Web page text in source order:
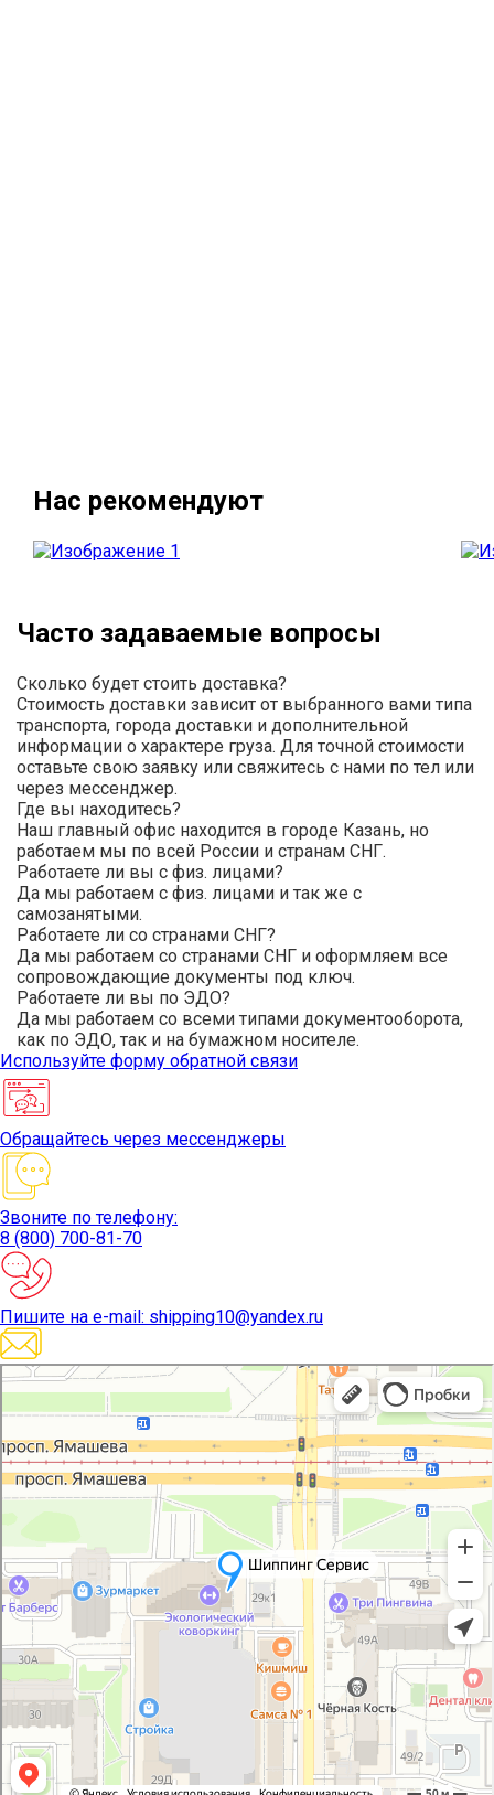
Нас рекомендуют
Часто задаваемые вопросы
Сколько будет стоить доставка?
Стоимость доставки зависит от выбранного вами типа
транспорта, города доставки и дополнительной
информации о характере груза. Для точной стоимости
оставьте свою заявку или свяжитесь с нами по тел или
через мессенджер.
Где вы находитесь?
Наш главный офис находится в городе Казань, но
работаем мы по всей России и странам СНГ.
Работаете ли вы с физ. лицами?
Да мы работаем с физ. лицами и так же с
самозанятыми.
Работаете ли со странами СНГ?
Да мы работаем со странами СНГ и оформляем все
сопровождающие документы под ключ.
Работаете ли вы по ЭДО?
Да мы работаем со всеми типами документооборота,
как по ЭДО, так и на бумажном носителе.
Используйте форму обратной связи
Обращайтесь через мессенджеры
Звоните по телефону:
8 (800) 700-81-70
Пишите на e-mail: shipping10@yandex.ru